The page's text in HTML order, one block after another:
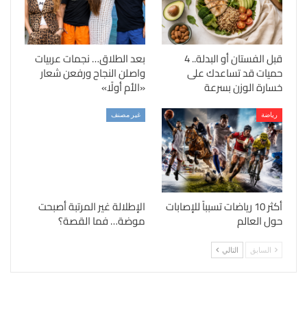
قبل الفستان أو البدلة.. 4
حميات قد تساعدك على
خسارة الوزن بسرعة
بعد الطلاق… نجمات عربيات
واصلن النجاح ورفعن شعار
«الأم أولًا»
رياضة
أكثر 10 رياضات تسبباً للإصابات
حول العالم
غير مصنف
الإطلالة غير المرتبة أصبحت
موضة… فما القصة؟
السابق التالي